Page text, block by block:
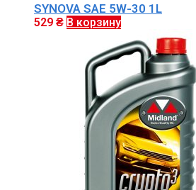
SYNOVA SAE 5W-30 1L
529 ₴ В корзину